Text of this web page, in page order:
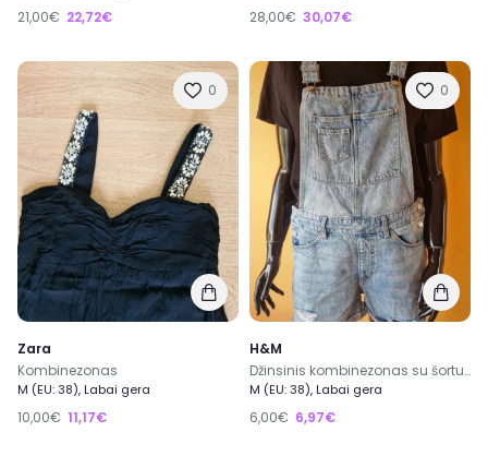
21,00€ 22,72€ 28,00€ 30,07€
0
Zara
Kombinezonas
M (EU: 38), Labai gera
10,00€ 11,17€
0
H&M
Džinsinis kombinezonas su šortukais
M (EU: 38), Labai gera
6,00€ 6,97€